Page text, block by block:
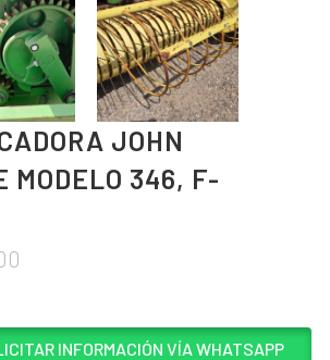
JOHN
MODELO 346, F-
INFORMACIÓN VÍA WHATSAPP